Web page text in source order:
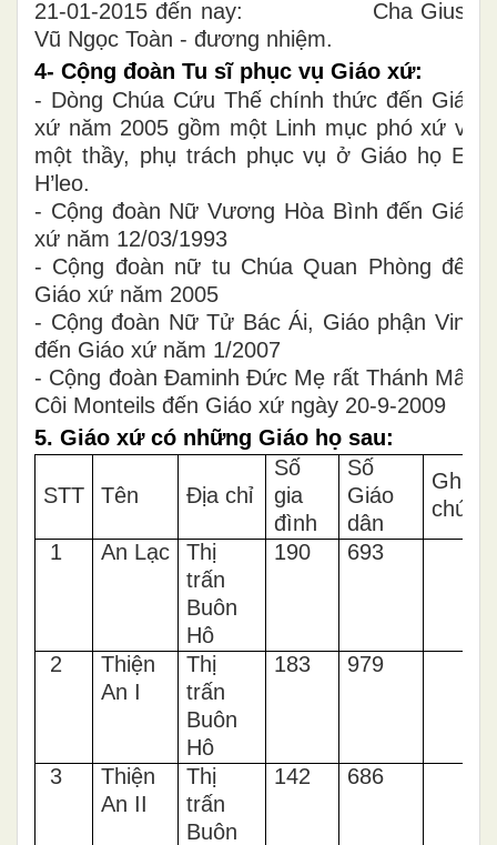
21-01-2015 đến nay: Cha Giuse
Vũ Ngọc Toàn - đương nhiệm.
4- Cộng đoàn Tu sĩ phục vụ Giáo xứ:
- Dòng Chúa Cứu Thế chính thức đến Giáo
xứ năm 2005 gồm một Linh mục phó xứ và
một thầy, phụ trách phục vụ ở Giáo họ Ea
H’leo.
- Cộng đoàn Nữ Vương Hòa Bình đến Giáo
xứ năm 12/03/1993
- Cộng đoàn nữ tu Chúa Quan Phòng đến
Giáo xứ năm 2005
- Cộng đoàn Nữ Tử Bác Ái, Giáo phận Vinh
đến Giáo xứ năm 1/2007
- Cộng đoàn Đaminh Đức Mẹ rất Thánh Mân
Côi Monteils đến Giáo xứ ngày 20-9-2009
5. Giáo xứ có những Giáo họ sau:
STT Tên Địa chỉ
Số
gia
đình
Số
Giáo
dân
Ghi
chú
1
An Lạc
Thị
trấn
Buôn
Hô
190 693
2
Thiện
An I
Thị
trấn
Buôn
Hô
183 979
3
Thiện
An II
Thị
trấn
Buôn
142 686